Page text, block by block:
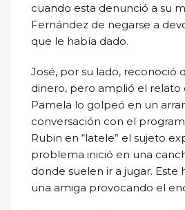
cuando esta denunció a su
Fernández de negarse a
que le había dado.
José, por su lado, reconoció
dinero, pero amplió el
Pamela lo golpeó en un
conversación con el
Rubin en “latele” el sujeto
problema inició en una
donde suelen ir a jugar. Este
una amiga provocando el